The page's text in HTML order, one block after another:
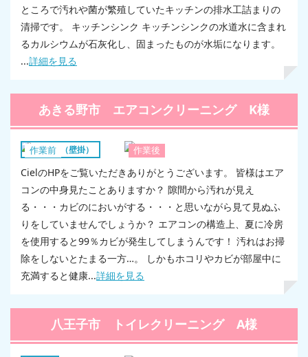
ところで汚れや菌が繁殖していたキッチンの排水工詰まりの
清掃です。 キッチンシンク キッチンシンクの水道水に含まれ
るカルシウムが石灰化し、固まったものが水垢になります。
...詳細を見る
あきる野市 エアコンクリーニング K様
作業前 作業後
エアコン（壁掛）
CielのHPをご覧いただきありがとうございます。 皆様はエア
コンの中身見たことありますか？ 隙間から汚れが見え
る・・・カビのにおいがする・・・と思いながら見て見ぬふ
りをしていませんでしょうか？ エアコンの構造上、夏に冷房
を使用すると99％カビが発生してしまうんです！ 汚れはお掃
除をしないとたまる一方…。 しかもホコリやカビが部屋中に
充満すると健康...詳細を見る
八王子市 トイレクリーニング A様